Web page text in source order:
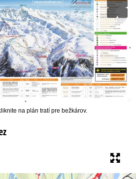
na plán tratí pre bežkárov.